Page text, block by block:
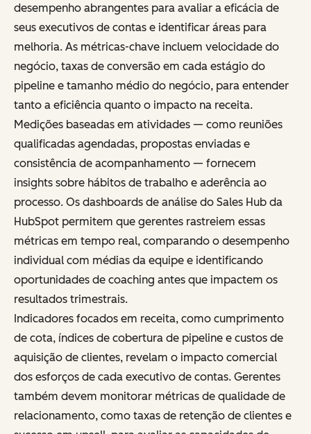
desempenho abrangentes para avaliar a eficácia de
seus executivos de contas e identificar áreas para
melhoria. As métricas-chave incluem velocidade do
negócio, taxas de conversão em cada estágio do
pipeline e tamanho médio do negócio, para entender
tanto a eficiência quanto o impacto na receita.
Medições baseadas em atividades — como reuniões
qualificadas agendadas, propostas enviadas e
consistência de acompanhamento — fornecem
insights sobre hábitos de trabalho e aderência ao
processo. Os dashboards de análise do Sales Hub da
HubSpot permitem que gerentes rastreiem essas
métricas em tempo real, comparando o desempenho
individual com médias da equipe e identificando
oportunidades de coaching antes que impactem os
resultados trimestrais.
Indicadores focados em receita, como cumprimento
de cota, índices de cobertura de pipeline e custos de
aquisição de clientes, revelam o impacto comercial
dos esforços de cada executivo de contas. Gerentes
também devem monitorar métricas de qualidade de
relacionamento, como taxas de retenção de clientes e